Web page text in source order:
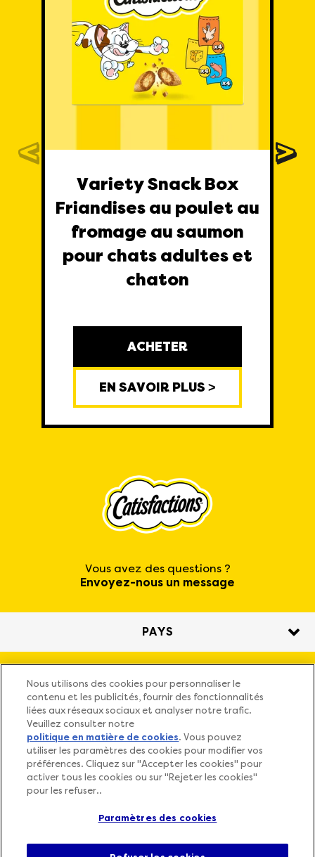
Variety Snack Box
Friandises au poulet au
fromage au saumon
pour chats adultes et
chaton
ACHETER
EN SAVOIR PLUS >
Vous avez des questions ?
Envoyez-nous un message
PAYS
Nos friandises
Pourquoi CATISFACTIONS™ ?
FAQ
PARAMÈTRES DES COOKIES
Nous utilisons des cookies pour personnaliser le
contenu et les publicités, fournir des fonctionnalités
liées aux réseaux sociaux et analyser notre trafic.
Veuillez consulter notre
politique en matière de cookies(opens in a new tab)
. Vous pouvez
utiliser les paramètres des cookies pour modifier vos
préférences. Cliquez sur "Accepter les cookies" pour
activer tous les cookies ou sur "Rejeter les cookies"
pour les refuser..
Paramètres des cookies